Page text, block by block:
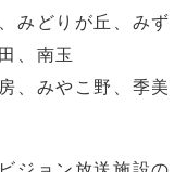
みどりが丘、みず
、南玉
、みやこ野、季美